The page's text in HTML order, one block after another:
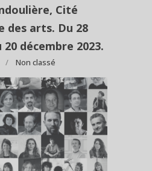
Cité
des arts. Du 28
décembre 2023.
Non classé